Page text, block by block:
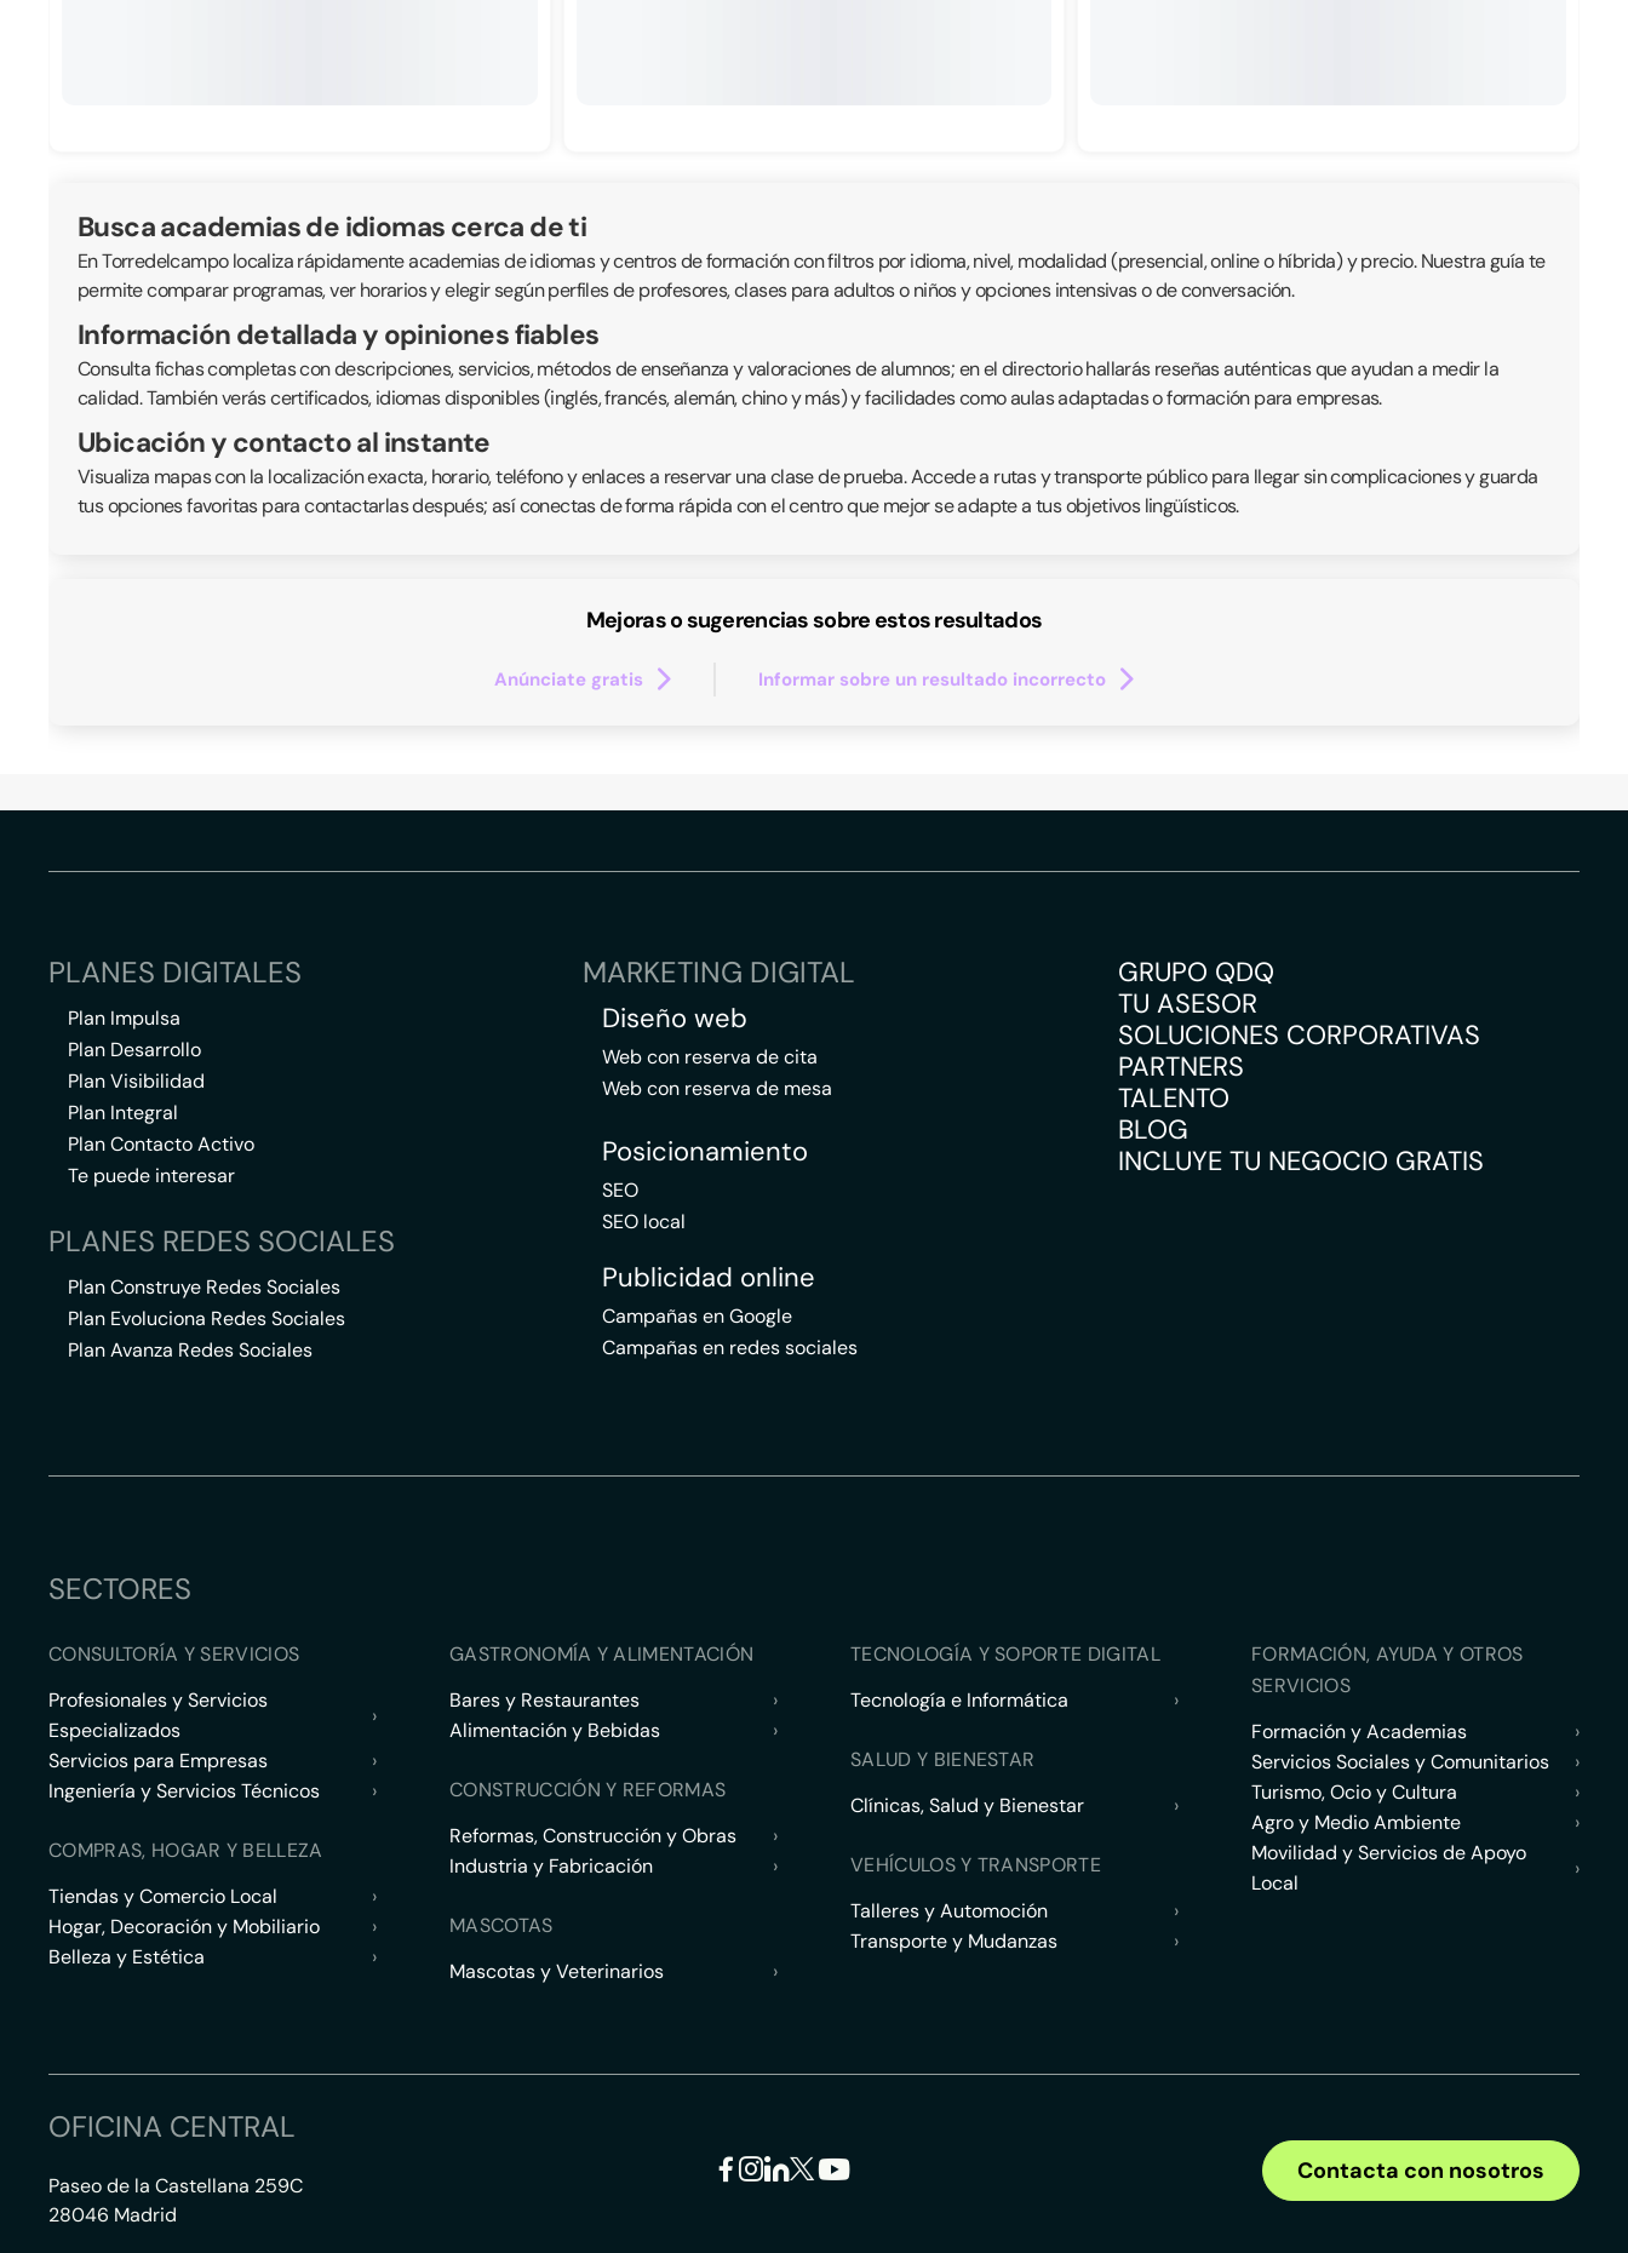
Busca academias de idiomas cerca de ti
En Torredelcampo localiza rápidamente academias de idiomas y centros de formación con filtros por idioma, nivel, modalidad (presencial, online o híbrida) y precio. Nuestra guía te
permite comparar programas, ver horarios y elegir según perfiles de profesores, clases para adultos o niños y opciones intensivas o de conversación.
Información detallada y opiniones fiables
Consulta fichas completas con descripciones, servicios, métodos de enseñanza y valoraciones de alumnos; en el directorio hallarás reseñas auténticas que ayudan a medir la
calidad. También verás certificados, idiomas disponibles (inglés, francés, alemán, chino y más) y facilidades como aulas adaptadas o formación para empresas.
Ubicación y contacto al instante
Visualiza mapas con la localización exacta, horario, teléfono y enlaces a reservar una clase de prueba. Accede a rutas y transporte público para llegar sin complicaciones y guarda
tus opciones favoritas para contactarlas después; así conectas de forma rápida con el centro que mejor se adapte a tus objetivos lingüísticos.
Mejoras o sugerencias sobre estos resultados
Anúnciate gratis Informar sobre un resultado incorrecto
PLANES DIGITALES
Plan Impulsa
Plan Desarrollo
Plan Visibilidad
Plan Integral
Plan Contacto Activo
Te puede interesar
PLANES REDES SOCIALES
Plan Construye Redes Sociales
Plan Evoluciona Redes Sociales
Plan Avanza Redes Sociales
MARKETING DIGITAL
Diseño web
Web con reserva de cita
Web con reserva de mesa
Posicionamiento
SEO
SEO local
Publicidad online
Campañas en Google
Campañas en redes sociales
GRUPO QDQ
TU ASESOR
SOLUCIONES CORPORATIVAS
PARTNERS
TALENTO
BLOG
INCLUYE TU NEGOCIO GRATIS
SECTORES
CONSULTORÍA Y SERVICIOS
Profesionales y Servicios
Especializados
›
Servicios para Empresas
›
Ingeniería y Servicios Técnicos
›
COMPRAS, HOGAR Y BELLEZA
Tiendas y Comercio Local
›
Hogar, Decoración y Mobiliario
›
Belleza y Estética
›
GASTRONOMÍA Y ALIMENTACIÓN
Bares y Restaurantes
›
Alimentación y Bebidas
›
CONSTRUCCIÓN Y REFORMAS
Reformas, Construcción y Obras
›
Industria y Fabricación
›
MASCOTAS
Mascotas y Veterinarios
›
TECNOLOGÍA Y SOPORTE DIGITAL
Tecnología e Informática
›
SALUD Y BIENESTAR
Clínicas, Salud y Bienestar
›
VEHÍCULOS Y TRANSPORTE
Talleres y Automoción
›
Transporte y Mudanzas
›
FORMACIÓN, AYUDA Y OTROS
SERVICIOS
Formación y Academias
›
Servicios Sociales y Comunitarios
›
Turismo, Ocio y Cultura
›
Agro y Medio Ambiente
›
Movilidad y Servicios de Apoyo
Local
›
OFICINA CENTRAL
Paseo de la Castellana 259C
28046 Madrid
Contacta con nosotros